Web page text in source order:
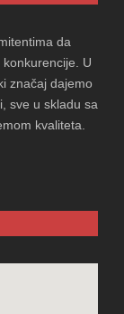
da
U
značaj dajemo
sve u skladu sa
kvaliteta.